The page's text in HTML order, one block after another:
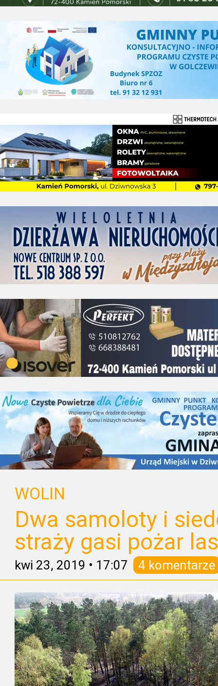
WOLIN
Dwa samoloty i
straży gasi pożar
kwi 23, 2019 • 17:07 4 komentarze